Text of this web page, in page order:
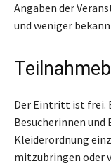
Angaben der
und weniger
Der Eintritt ist frei.
Besucherinnen und
Kleiderordnung
mitzubringen oder